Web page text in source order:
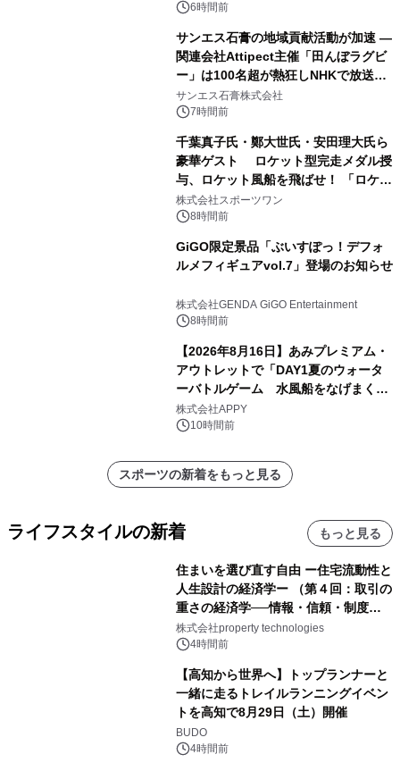
6時間前
サンエス石膏の地域貢献活動が加速 ―
関連会社Attipect主催「田んぼラグビ
ー」は100名超が熱狂しNHKで放送さ
れました。
サンエス石膏株式会社
7時間前
千葉真子氏・鄭大世氏・安田理大氏ら
豪華ゲスト ロケット型完走メダル授
与、ロケット風船を飛ばせ！ 「ロケッ
トマラソン2026」開催
株式会社スポーツワン
8時間前
GiGO限定景品「ぶいすぽっ！デフォ
ルメフィギュアvol.7」登場のお知らせ
株式会社GENDA GiGO Entertainment
8時間前
【2026年8月16日】あみプレミアム・
アウトレットで「DAY1夏のウォータ
ーバトルゲーム 水風船をなげまくろ
う！」を開催
株式会社APPY
10時間前
スポーツの新着をもっと見る
ライフスタイルの新着 もっと見る
住まいを選び直す自由 ー住宅流動性と
人生設計の経済学ー （第４回：取引の
重さの経済学──情報・信頼・制度を
PropTechはどう組み替えるか）｜
PropTech-Lab
株式会社property technologies
4時間前
【高知から世界へ】トップランナーと
一緒に走るトレイルランニングイベン
トを高知で8月29日（土）開催
BUDO
4時間前